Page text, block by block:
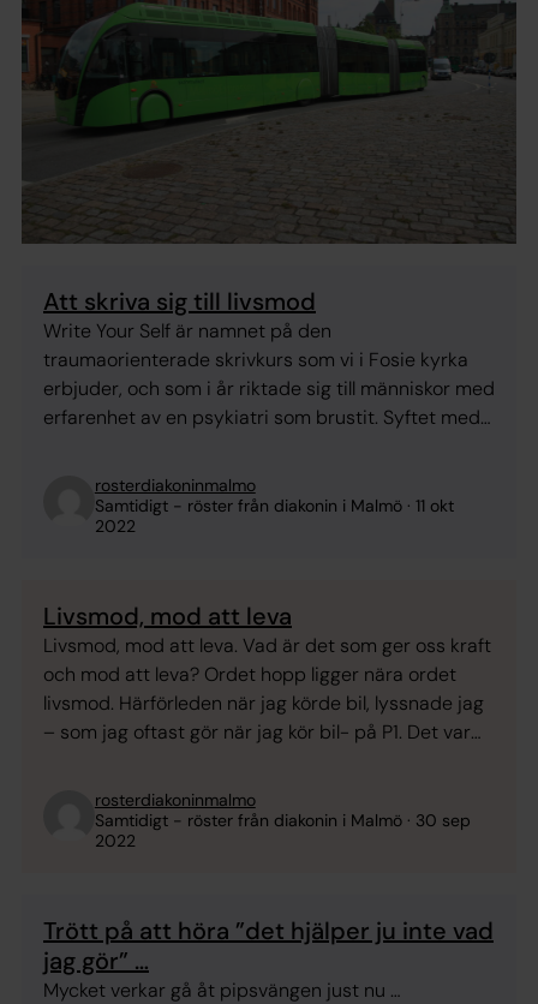
Att skriva sig till livsmod
Write Your Self är namnet på den
traumaorienterade skrivkurs som vi i Fosie kyrka
erbjuder, och som i år riktade sig till människor med
erfarenhet av en psykiatri som brustit. Syftet med
tillbaka till den som drabbats av trauma och förlust.
Åtta modiga skribenter valde ...
rosterdiakoninmalmo
Samtidigt - röster från diakonin i Malmö
11 okt
2022
Livsmod, mod att leva
Livsmod, mod att leva. Vad är det som ger oss kraft
och mod att leva? Ordet hopp ligger nära ordet
livsmod. Härförleden när jag körde bil, lyssnade jag
– som jag oftast gör när jag kör bil- på P1. Det var
”Var hittar du hoppet i en hopplös ...
rosterdiakoninmalmo
Samtidigt - röster från diakonin i Malmö
30 sep
2022
Trött på att höra ”det hjälper ju inte vad
jag gör” …
Mycket verkar gå åt pipsvängen just nu …